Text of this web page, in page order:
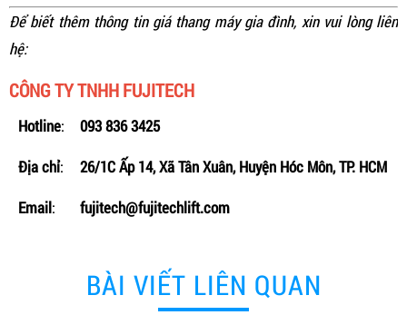
Để biết thêm thông tin giá thang máy gia đình, xin vui lòng liên
hệ:
CÔNG TY TNHH FUJITECH
Hotline:
093 836 3425
Địa chỉ:
26/1C Ấp 14, Xã Tân Xuân, Huyện Hóc Môn, TP. HCM
Email: fujitech@fujitechlift.com
BÀI VIẾT LIÊN QUAN